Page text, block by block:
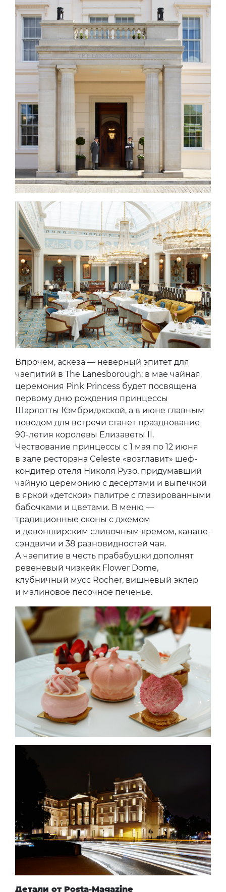
Впрочем, аскеза — неверный эпитет для
чаепитий в The Lanesborough: в мае чайная
церемония Pink Princess будет посвящена
первому дню рождения принцессы
Шарлотты Кэмбриджской, а в июне главным
поводом для встречи станет празднование
90-летия королевы Елизаветы II.
Чествование принцессы с 1 мая по 12 июня
в зале ресторана Celeste «возглавит» шеф-
кондитер отеля Николя Рузо, придумавший
чайную церемонию с десертами и выпечкой
в яркой «детской» палитре с глазированными
бабочками и цветами. В меню —
традиционные сконы с джемом
и девонширским сливочным кремом, канапе-
сэндвичи и 38 разновидностей чая.
А чаепитие в честь прабабушки дополнят
ревеневый чизкейк Flower Dome,
клубничный мусс Rocher, вишневый эклер
и малиновое песочное печенье.
Детали от Posta-Magazine